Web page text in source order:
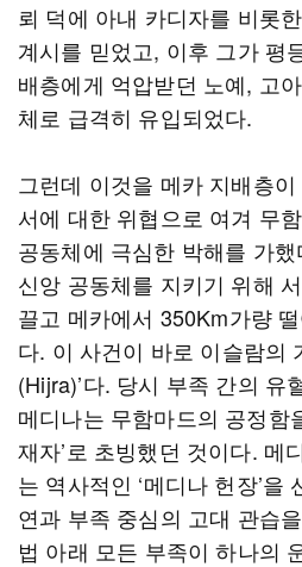
뢰 덕에 아내 카디자를 비롯
계시를 믿었고, 이후 그가 평
배층에게 억압받던 노예, 고
체로 급격히 유입되었다.
그런데 이것을 메카 지배층
서에 대한 위협으로 여겨 무
공동체에 극심한 박해를 가
신앙 공동체를 지키기 위해
끌고 메카에서 350Km가량
다. 이 사건이 바로 이슬람의
(Hijra)’다. 당시 부족 간의 유
메디나는 무함마드의 공정함
재자’로 초빙했던 것이다. 메
는 역사적인 ‘메디나 헌장’을
연과 부족 중심의 고대 관습
법 아래 모든 부족이 하나의